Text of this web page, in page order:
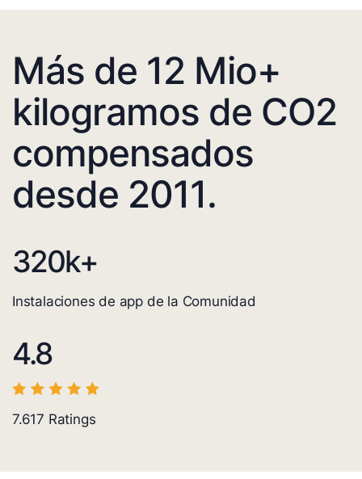
Más de 12 Mio+
kilogramos de CO2
compensados
desde 2011.
320k+
Instalaciones de app de la Comunidad
4.8
7.617 Ratings